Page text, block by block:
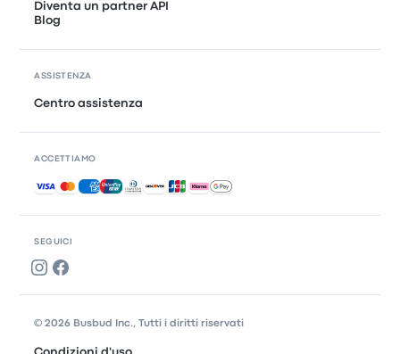
SEGUICI
Diventa un partner API
Blog
ASSISTENZA
Centro assistenza
ACCETTIAMO
Pagamenti accettati
© 2026 Busbud Inc., Tutti i diritti riservati